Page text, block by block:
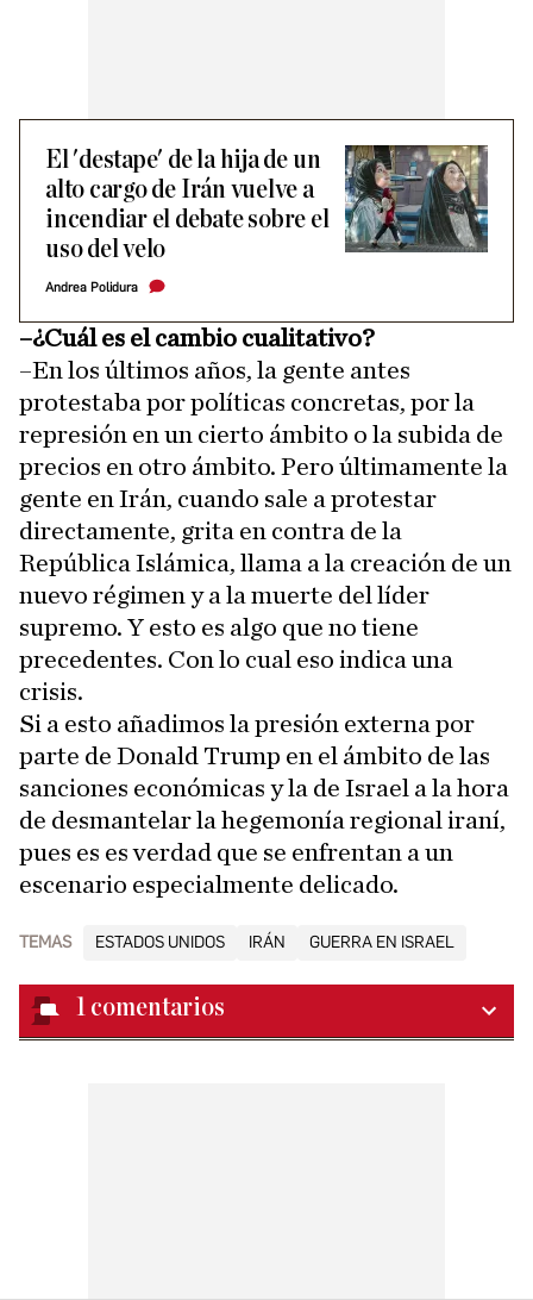
El 'destape' de la hija de un
alto cargo de Irán vuelve a
incendiar el debate sobre el
uso del velo
Andrea Polidura
–¿Cuál es el cambio cualitativo?
–En los últimos años, la gente antes
protestaba por políticas concretas, por la
represión en un cierto ámbito o la subida de
precios en otro ámbito. Pero últimamente la
gente en Irán, cuando sale a protestar
directamente, grita en contra de la
República Islámica, llama a la creación de un
nuevo régimen y a la muerte del líder
supremo. Y esto es algo que no tiene
precedentes. Con lo cual eso indica una
crisis.
Si a esto añadimos la presión externa por
parte de Donald Trump en el ámbito de las
sanciones económicas y la de Israel a la hora
de desmantelar la hegemonía regional iraní,
pues es es verdad que se enfrentan a un
escenario especialmente delicado.
TEMAS ESTADOS UNIDOS IRÁN GUERRA EN ISRAEL
1 comentarios